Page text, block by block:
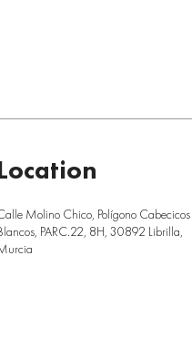
Molino Chico, Polígono Cabecicos
PARC.22, 8H, 30892 Librilla,